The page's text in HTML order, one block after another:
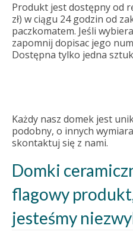
Produkt jest dostępny od
zł) w ciągu 24 godzin od
paczkomatem. Jeśli
zapomnij dopisac jego
Dostępna tylko jedna
Każdy nasz domek jest
podobny, o innych
skontaktuj się z nami.
Domki
flagowy
jesteśmy